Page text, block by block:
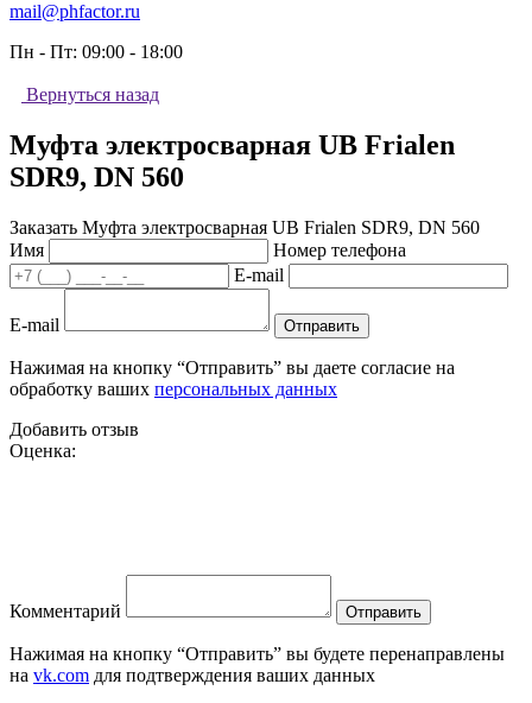
mail@phfactor.ru
Пн - Пт: 09:00 - 18:00
Вернуться назад
Муфта электросварная UB Frialen
SDR9, DN 560
Заказать Муфта электросварная UB Frialen SDR9, DN 560
Имя
Номер телефона
E-mail
E-mail Отправить
Нажимая на кнопку “Отправить” вы даете согласие на
обработку ваших персональных данных
Добавить отзыв
Оценка:
Комментарий Отправить
Нажимая на кнопку “Отправить” вы будете перенаправлены
на vk.com для подтверждения ваших данных